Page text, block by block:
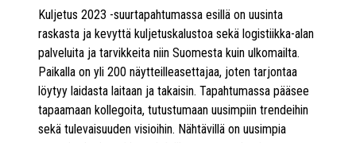
Kuljetus 2023 -suurtapahtumassa esillä on uusinta
raskasta ja kevyttä kuljetuskalustoa sekä logistiikka-alan
palveluita ja tarvikkeita niin Suomesta kuin ulkomailta.
Paikalla on yli 200 näytteilleasettajaa, joten tarjontaa
löytyy laidasta laitaan ja takaisin. Tapahtumassa pääsee
tapaamaan kollegoita, tutustumaan uusimpiin trendeihin
sekä tulevaisuuden visioihin. Nähtävillä on uusimpia